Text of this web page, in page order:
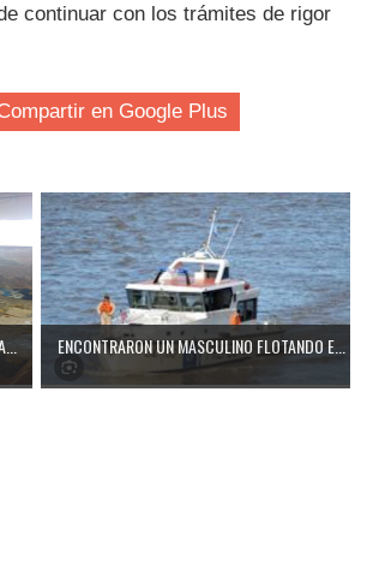
continuar con los trámites de rigor
en Google Plus
ENCONTRARON UN MASCULINO FLOTANDO E...